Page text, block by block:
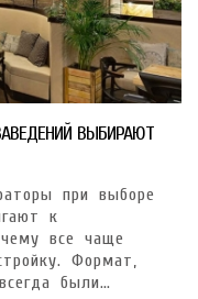
ВЫБИРАЮТ
при выборе
к
все чаще
Формат,
были…